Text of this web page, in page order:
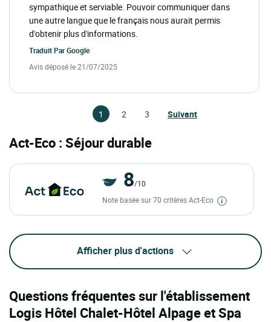
sympathique et serviable. Pouvoir communiquer dans
une autre langue que le français nous aurait permis
d'obtenir plus d'informations.
Traduit ParGoogle
Avis déposé le 21/07/2025
1 2 3 Suivant
Act-Eco : Séjour durable
8/10
Note basée sur 70 critères Act-Eco
Afficher plus d'actions
Questions fréquentes sur l'établissement
Logis Hôtel Chalet-Hôtel Alpage et Spa